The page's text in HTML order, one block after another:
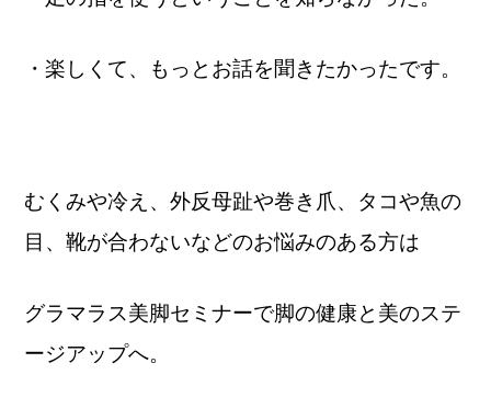
・楽しくて、もっとお話を聞きたかったです。
むくみや冷え、外反母趾や巻き爪、タコや魚の
目、靴が合わないなどのお悩みのある方は
グラマラス美脚セミナーで脚の健康と美のステ
ージアップへ。